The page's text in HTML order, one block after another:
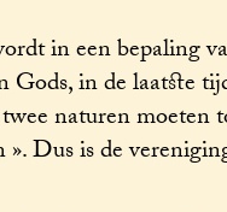
in een bepaling
in de laatste
naturen
Dus is de